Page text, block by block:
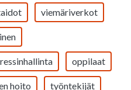
viemäriverkot
oppilaat
hoito työntekijät